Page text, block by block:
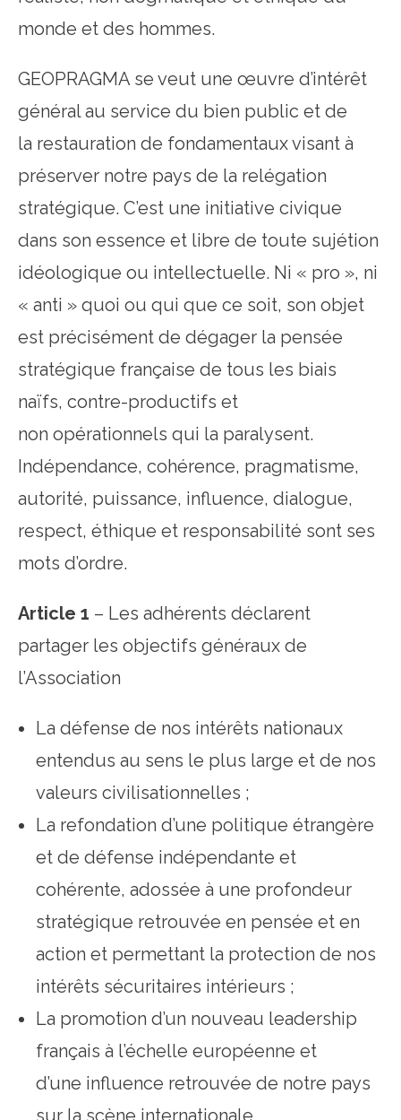
monde et des hommes.
GEOPRAGMA se veut une œuvre d’intérêt
général au service du bien public et de
la restauration de fondamentaux visant à
préserver notre pays de la relégation
stratégique. C’est une initiative civique
dans son essence et libre de toute sujétion
idéologique ou intellectuelle. Ni « pro », ni
« anti » quoi ou qui que ce soit, son objet
est précisément de dégager la pensée
stratégique française de tous les biais
naïfs, contre-productifs et
non opérationnels qui la paralysent.
Indépendance, cohérence, pragmatisme,
autorité, puissance, influence, dialogue,
respect, éthique et responsabilité sont ses
mots d’ordre.
Article 1 – Les adhérents déclarent
partager les objectifs généraux de
l’Association
La défense de nos intérêts nationaux
entendus au sens le plus large et de nos
valeurs civilisationnelles ;
La refondation d’une politique étrangère
et de défense indépendante et
cohérente, adossée à une profondeur
stratégique retrouvée en pensée et en
action et permettant la protection de nos
intérêts sécuritaires intérieurs ;
La promotion d’un nouveau leadership
français à l’échelle européenne et
d’une influence retrouvée de notre pays
sur la scène internationale.